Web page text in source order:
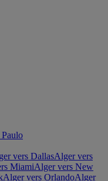
vers DallasAlger vers
MiamiAlger vers New
Alger vers OrlandoAlger